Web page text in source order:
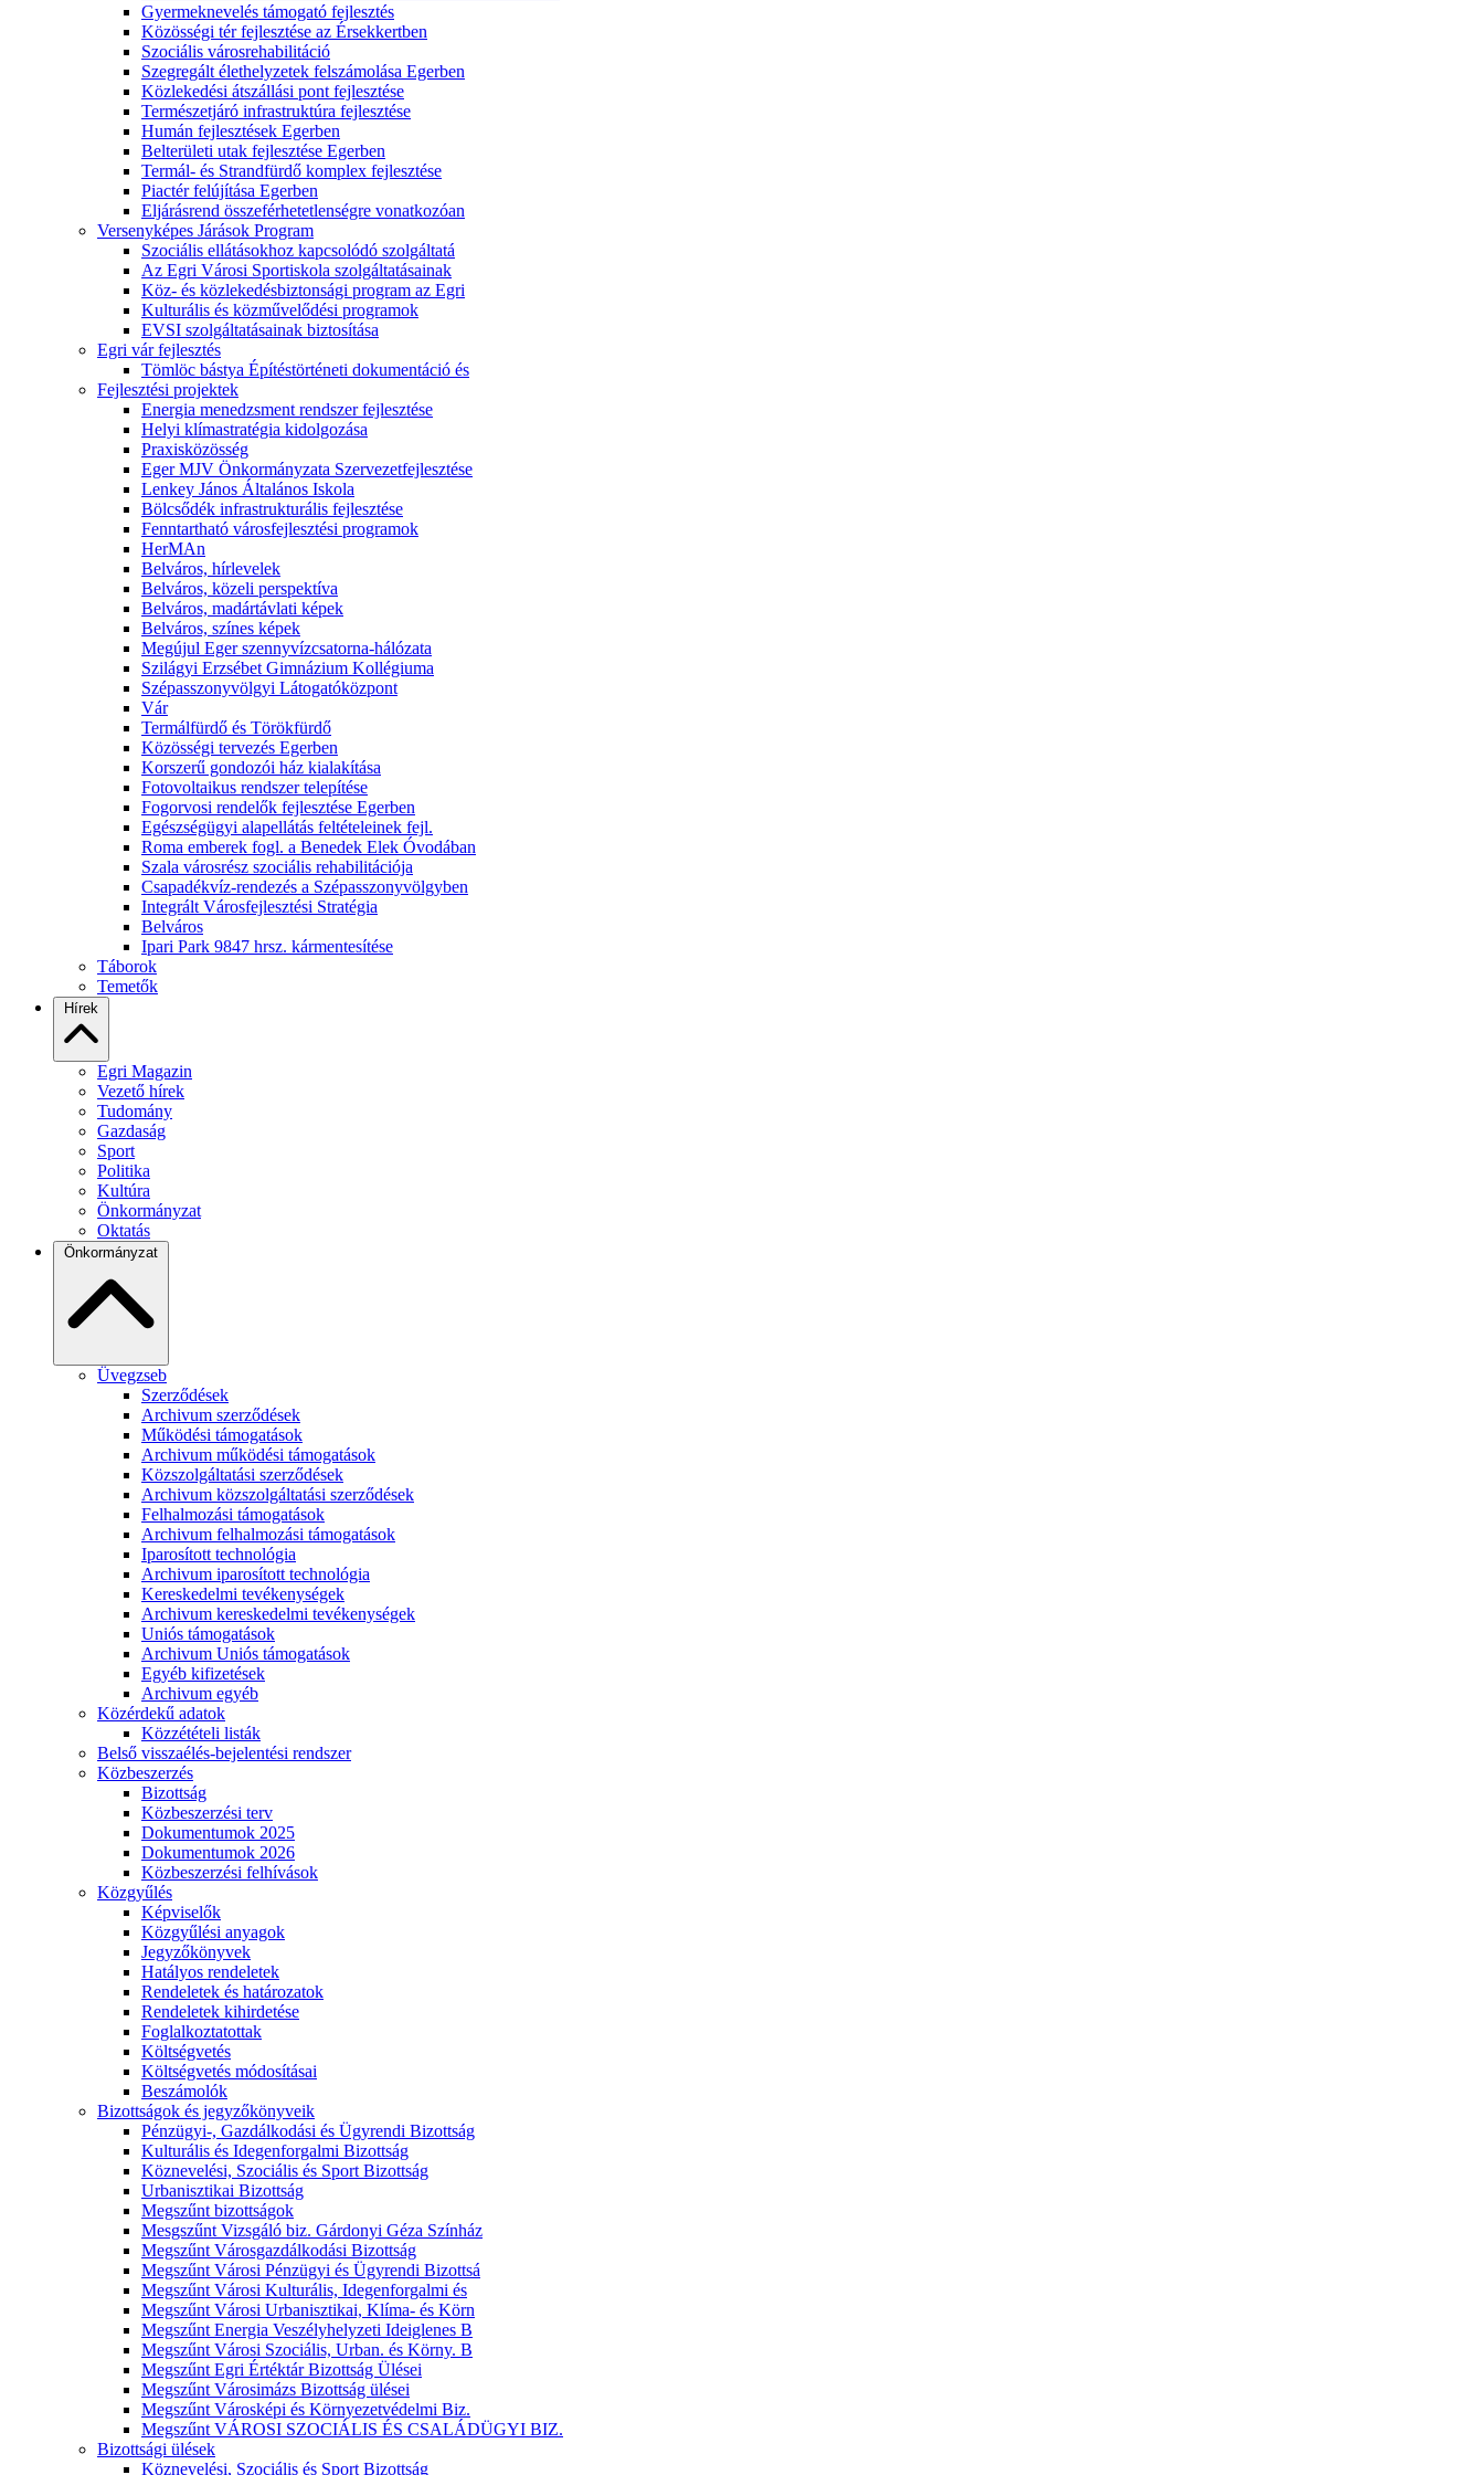
Gyermeknevelés támogató fejlesztés
Közösségi tér fejlesztése az Érsekkertben
Szociális városrehabilitáció
Szegregált élethelyzetek felszámolása Egerben
Közlekedési átszállási pont fejlesztése
Természetjáró infrastruktúra fejlesztése
Humán fejlesztések Egerben
Belterületi utak fejlesztése Egerben
Termál- és Strandfürdő komplex fejlesztése
Piactér felújítása Egerben
Eljárásrend összeférhetetlenségre vonatkozóan
Versenyképes Járások Program
Szociális ellátásokhoz kapcsolódó szolgáltatá
Az Egri Városi Sportiskola szolgáltatásainak
Köz- és közlekedésbiztonsági program az Egri
Kulturális és közművelődési programok
EVSI szolgáltatásainak biztosítása
Egri vár fejlesztés
Tömlöc bástya Építéstörténeti dokumentáció és
Fejlesztési projektek
Energia menedzsment rendszer fejlesztése
Helyi klímastratégia kidolgozása
Praxisközösség
Eger MJV Önkormányzata Szervezetfejlesztése
Lenkey János Általános Iskola
Bölcsődék infrastrukturális fejlesztése
Fenntartható városfejlesztési programok
HerMAn
Belváros, hírlevelek
Belváros, közeli perspektíva
Belváros, madártávlati képek
Belváros, színes képek
Megújul Eger szennyvízcsatorna-hálózata
Szilágyi Erzsébet Gimnázium Kollégiuma
Szépasszonyvölgyi Látogatóközpont
Vár
Termálfürdő és Törökfürdő
Közösségi tervezés Egerben
Korszerű gondozói ház kialakítása
Fotovoltaikus rendszer telepítése
Fogorvosi rendelők fejlesztése Egerben
Egészségügyi alapellátás feltételeinek fejl.
Roma emberek fogl. a Benedek Elek Óvodában
Szala városrész szociális rehabilitációja
Csapadékvíz-rendezés a Szépasszonyvölgyben
Integrált Városfejlesztési Stratégia
Belváros
Ipari Park 9847 hrsz. kármentesítése
Táborok
Temetők
Hírek
Egri Magazin
Vezető hírek
Tudomány
Gazdaság
Sport
Politika
Kultúra
Önkormányzat
Oktatás
Önkormányzat
Üvegzseb
Szerződések
Archivum szerződések
Működési támogatások
Archivum működési támogatások
Közszolgáltatási szerződések
Archivum közszolgáltatási szerződések
Felhalmozási támogatások
Archivum felhalmozási támogatások
Iparosított technológia
Archivum iparosított technológia
Kereskedelmi tevékenységek
Archivum kereskedelmi tevékenységek
Uniós támogatások
Archivum Uniós támogatások
Egyéb kifizetések
Archivum egyéb
Közérdekű adatok
Közzétételi listák
Belső visszaélés-bejelentési rendszer
Közbeszerzés
Bizottság
Közbeszerzési terv
Dokumentumok 2025
Dokumentumok 2026
Közbeszerzési felhívások
Közgyűlés
Képviselők
Közgyűlési anyagok
Jegyzőkönyvek
Hatályos rendeletek
Rendeletek és határozatok
Rendeletek kihirdetése
Foglalkoztatottak
Költségvetés
Költségvetés módosításai
Beszámolók
Bizottságok és jegyzőkönyveik
Pénzügyi-, Gazdálkodási és Ügyrendi Bizottság
Kulturális és Idegenforgalmi Bizottság
Köznevelési, Szociális és Sport Bizottság
Urbanisztikai Bizottság
Megszűnt bizottságok
Mesgszűnt Vizsgáló biz. Gárdonyi Géza Színház
Megszűnt Városgazdálkodási Bizottság
Megszűnt Városi Pénzügyi és Ügyrendi Bizottsá
Megszűnt Városi Kulturális, Idegenforgalmi és
Megszűnt Városi Urbanisztikai, Klíma- és Körn
Megszűnt Energia Veszélyhelyzeti Ideiglenes B
Megszűnt Városi Szociális, Urban. és Körny. B
Megszűnt Egri Értéktár Bizottság Ülései
Megszűnt Városimázs Bizottság ülései
Megszűnt Városképi és Környezetvédelmi Biz.
Megszűnt VÁROSI SZOCIÁLIS ÉS CSALÁDÜGYI BIZ.
Bizottsági ülések
Köznevelési, Szociális és Sport Bizottság